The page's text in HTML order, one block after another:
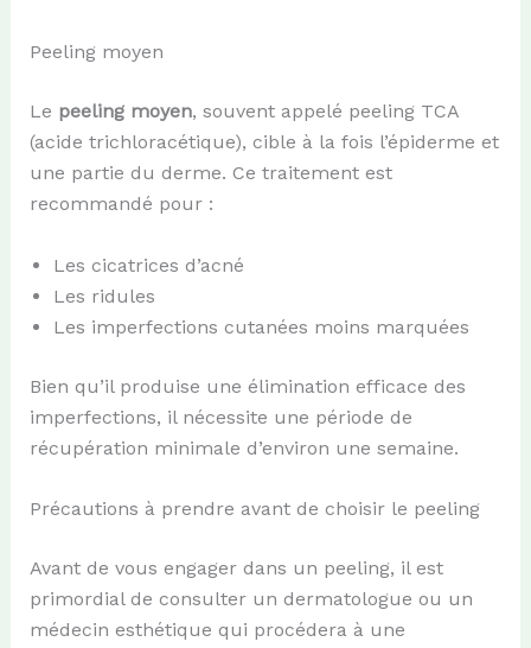
Peeling moyen
Le peeling moyen, souvent appelé peeling TCA
(acide trichloracétique), cible à la fois l’épiderme et
une partie du derme. Ce traitement est
recommandé pour :
Les cicatrices d’acné
Les ridules
Les imperfections cutanées moins marquées
Bien qu’il produise une élimination efficace des
imperfections, il nécessite une période de
récupération minimale d’environ une semaine.
Précautions à prendre avant de choisir le peeling
Avant de vous engager dans un peeling, il est
primordial de consulter un dermatologue ou un
médecin esthétique qui procédera à une